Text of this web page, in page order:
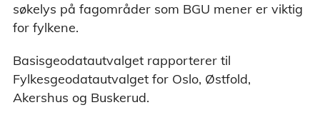
søkelys på fagområder som BGU mener er viktig
for fylkene.
Basisgeodatautvalget rapporterer til
Fylkesgeodatautvalget for Oslo, Østfold,
Akershus og Buskerud.